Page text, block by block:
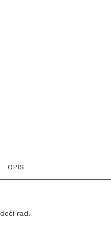
OPIS
rad.